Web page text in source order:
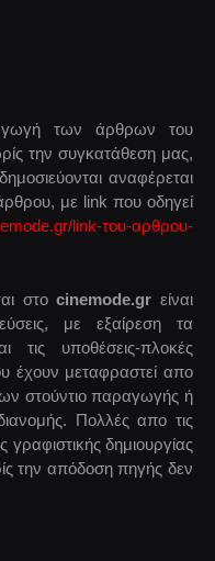
των άρθρων του
την συγκατάθεση μας,
αναφέρεται
με link που οδηγεί
link-του-αρθρου-
στοcinemode.gr είναι
με εξαίρεση τα
τις υποθέσεις-πλοκές
έχουν μεταφραστεί απο
στούντιο παραγωγής ή
διανομής. Πολλές απο τις
γραφιστικής δημιουργίας
την απόδοση πηγής δεν